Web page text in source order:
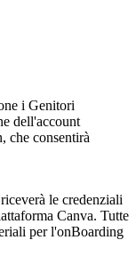
i Genitori
dell'account
che consentirà
le credenziali
Canva. Tutte
per l'onBoarding